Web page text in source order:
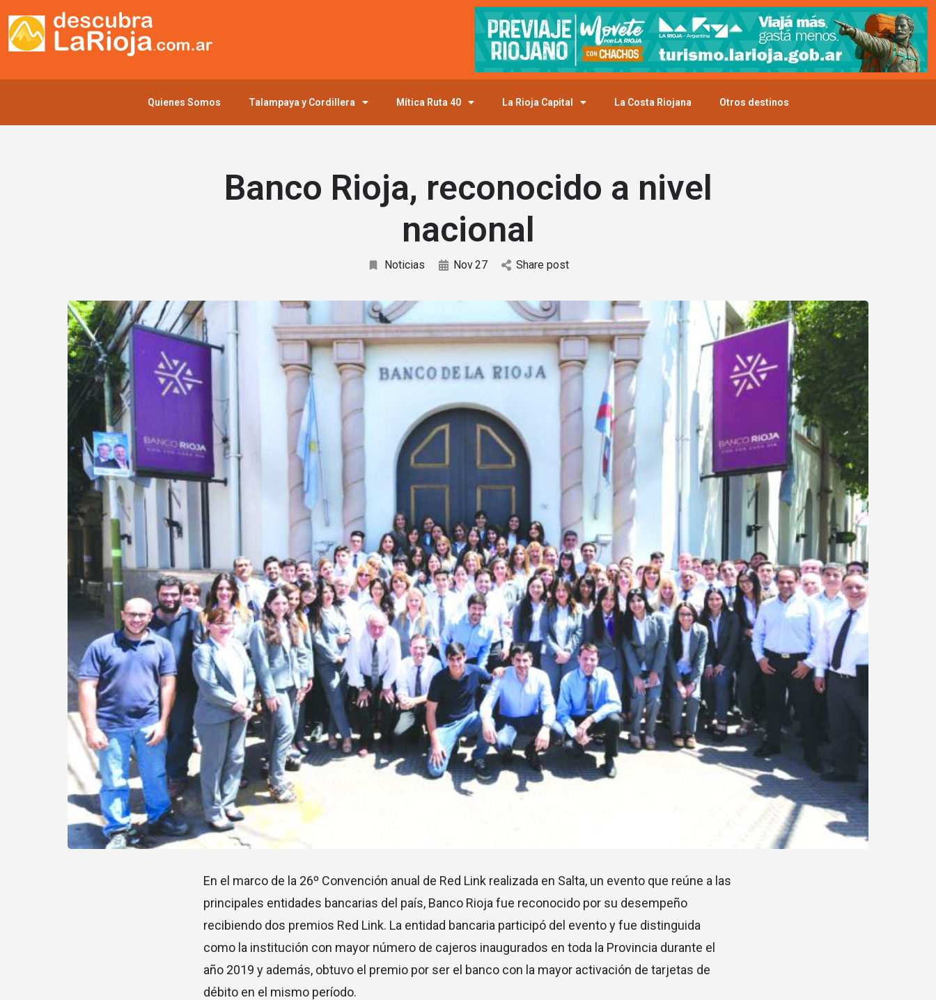
Quienes Somos Talampaya y Cordillera Mítica Ruta 40 La Rioja Capital La Costa Riojana Otros destinos
Banco Rioja, reconocido a nivel
nacional
Noticias Nov27 Share post
En el marco de la 26º Convención anual de Red Link realizada en Salta, un evento que reúne a las
principales entidades bancarias del país, Banco Rioja fue reconocido por su desempeño
recibiendo dos premios Red Link. La entidad bancaria participó del evento y fue distinguida
como la institución con mayor número de cajeros inaugurados en toda la Provincia durante el
año 2019 y además, obtuvo el premio por ser el banco con la mayor activación de tarjetas de
débito en el mismo período.